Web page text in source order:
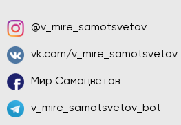
@v_mire_samotsvetov
vk.com/v_mire_samotsvetov
Мир Самоцветов
v_mire_samotsvetov_bot